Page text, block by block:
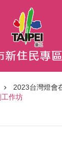
2023台灣燈會
工作坊